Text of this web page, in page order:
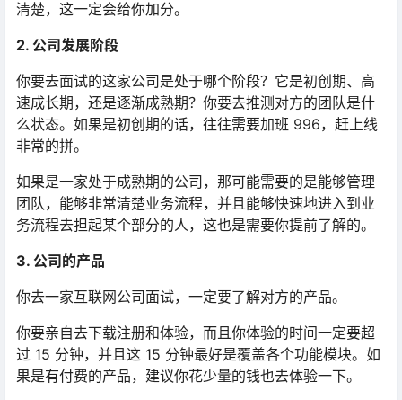
清楚，这一定会给你加分。
2. 公司发展阶段
你要去面试的这家公司是处于哪个阶段？它是初创期、高
速成长期，还是逐渐成熟期？你要去推测对方的团队是什
么状态。如果是初创期的话，往往需要加班 996，赶上线
非常的拼。
如果是一家处于成熟期的公司，那可能需要的是能够管理
团队，能够非常清楚业务流程，并且能够快速地进入到业
务流程去担起某个部分的人，这也是需要你提前了解的。
3. 公司的产品
你去一家互联网公司面试，一定要了解对方的产品。
你要亲自去下载注册和体验，而且你体验的时间一定要超
过 15 分钟，并且这 15 分钟最好是覆盖各个功能模块。如
果是有付费的产品，建议你花少量的钱也去体验一下。